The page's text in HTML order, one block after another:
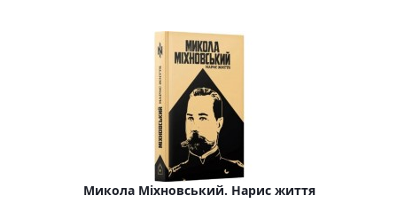
Микола Міхновський. Нарис життя